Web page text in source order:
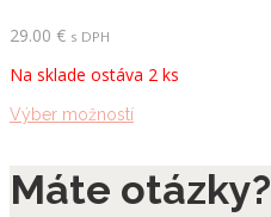
môžete
na
29.00 € s DPH
Na sklade ostáva 2 ks
Výber možnostíTento
viacero
variantov.
Máte otázky?